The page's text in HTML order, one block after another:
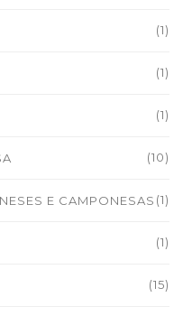
(1)
(1)
(1)
(10)
E CAMPONESAS (1)
(1)
(15)